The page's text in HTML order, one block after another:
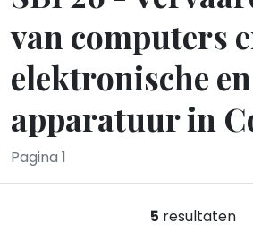
van computers
elektronische
apparatuur in
Pagina 1
5 resultaten